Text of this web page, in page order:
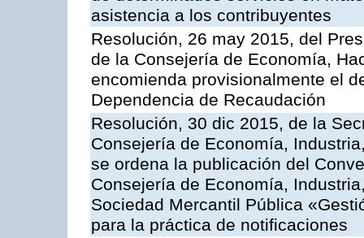
asistencia a los contribuyentes
Resolución, 26 may 2015, del
de la Consejería de Economía,
encomienda provisionalmente el
Dependencia de Recaudación
Resolución, 30 dic 2015, de la
Consejería de Economía,
se ordena la publicación del
Consejería de Economía,
Sociedad Mercantil Pública
para la práctica de notificaciones